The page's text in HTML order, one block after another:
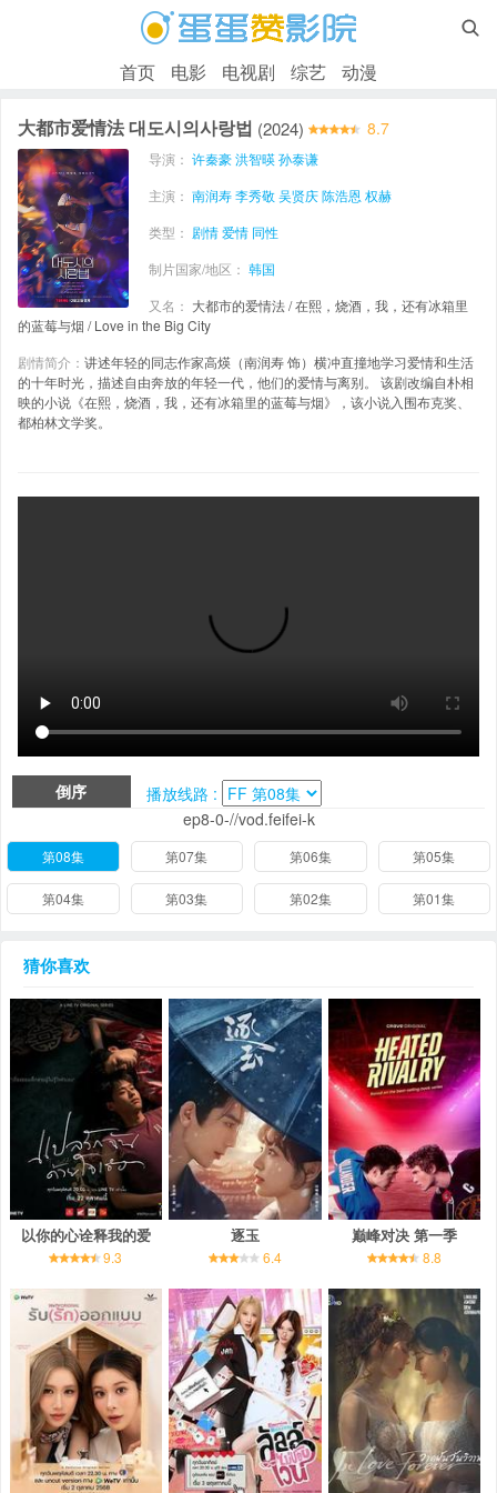

首页 电影 电视剧 综艺 动漫
大都市爱情法 대도시의사랑법 (2024) 8.7
导演： 许秦豪洪智暎孙泰谦
主演： 南润寿李秀敬吴贤庆陈浩恩 权赫
类型： 剧情爱情 同性
制片国家/地区： 韩国
又名： 大都市的爱情法 / 在熙，烧酒，我，还有冰箱里
的蓝莓与烟 / Love in the Big City
剧情简介： 讲述年轻的同志作家高煐（南润寿 饰）横冲直撞地学习爱情和生活
的十年时光，描述自由奔放的年轻一代，他们的爱情与离别。 该剧改编自朴相
映的小说《在熙，烧酒，我，还有冰箱里的蓝莓与烟》，该小说入围布克奖、
都柏林文学奖。
倒序
播放线路 :
ep8-0-//vod.feifei-k
第08集 第07集 第06集 第05集
第04集 第03集 第02集 第01集
猜你喜欢
以你的心诠释我的爱
9.3
逐玉
6.4
巅峰对决 第一季
8.8